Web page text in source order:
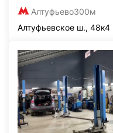
Алтуфьево300м
Алтуфьевское ш., 48к4